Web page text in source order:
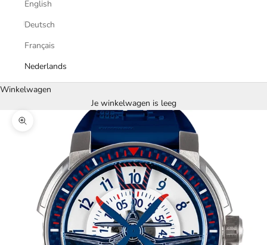
English
Deutsch
Français
Nederlands
Winkelwagen
Je winkelwagen is leeg
In-/uitzoomen